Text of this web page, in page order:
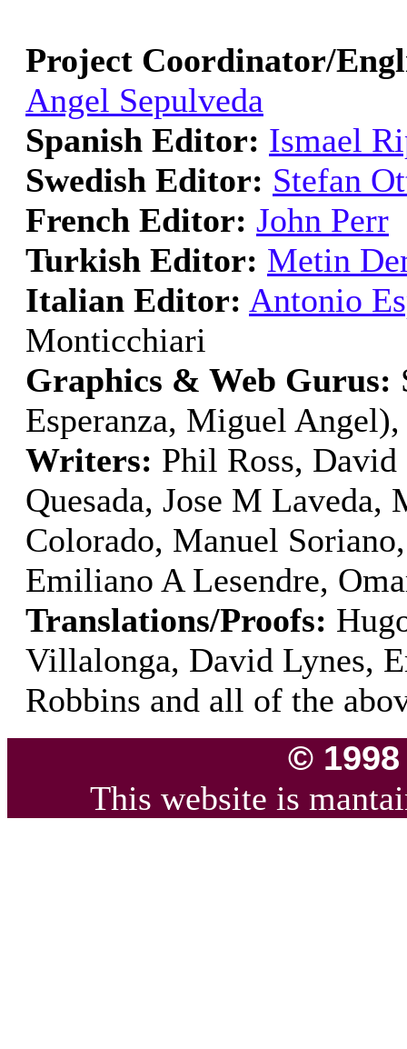
Project Coordinator/
Angel Sepulveda
Spanish Editor: Ismael
Swedish Editor: Stefan
French Editor: John Perr
Turkish Editor: Metin
Italian Editor: Antonio
Monticchiari
Graphics & Web Gurus:
Esperanza, Miguel
Writers: Phil Ross, David
Quesada, Jose M
Colorado, Manuel
Emiliano A Lesendre,
Translations/Proofs:
Villalonga, David Lynes,
Robbins and all of the
©
This website is